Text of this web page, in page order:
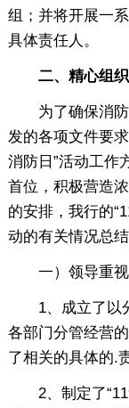
组；并将开展一
具体责任人。
二、精心组织
为了确保消防
发的各项文件要
消防日”活动工作
首位，积极营造
的安排，我行的
动的有关情况总结
一）领导重视
1、成立了以分
各部门分管经营
了相关的具体的.
2、制定了“119